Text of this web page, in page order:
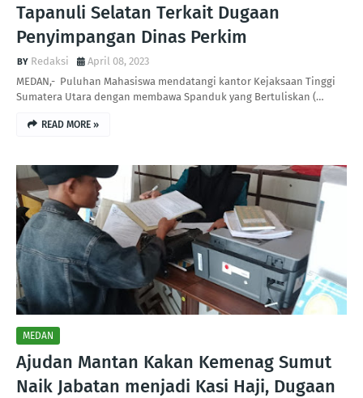
Tapanuli Selatan Terkait Dugaan
Penyimpangan Dinas Perkim
Redaksi
April 08, 2023
MEDAN,- Puluhan Mahasiswa mendatangi kantor Kejaksaan Tinggi
Sumatera Utara dengan membawa Spanduk yang Bertuliskan (…
READ MORE »
MEDAN
Ajudan Mantan Kakan Kemenag Sumut
Naik Jabatan menjadi Kasi Haji, Dugaan